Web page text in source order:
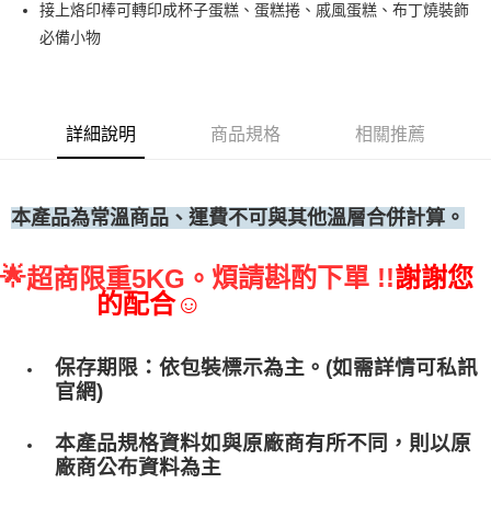
每筆NT$60，滿NT$699(含以上)免運費
接上烙印棒可轉印成杯子蛋糕、蛋糕捲、戚風蛋糕、布丁燒裝飾
必備小物
詳細說明 商品規格 相關推薦
本產品為常溫商品、運費不可與其他溫層合併計算。
🌟超商限重5KG。 煩請斟酌下單 !!謝謝您
的配合☺
保存期限：依包裝標示為主。(如需詳情可私訊
官網)
本產品規格資料如與原廠商有所不同，則以原
廠商公布資料為主